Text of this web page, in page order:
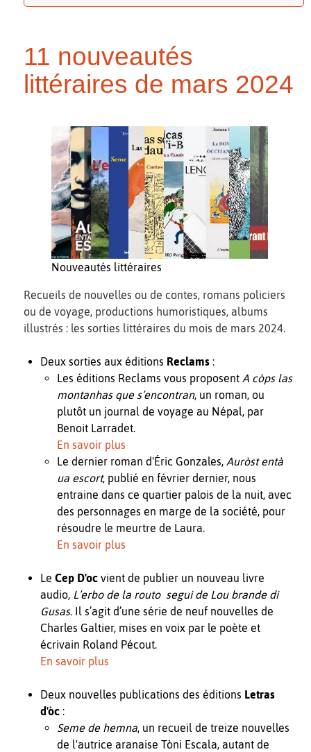
11 nouveautés
littéraires de mars 2024
Nouveautés littéraires
Recueils de nouvelles ou de contes, romans policiers
ou de voyage, productions humoristiques, albums
illustrés : les sorties littéraires du mois de mars 2024.
Deux sorties aux éditions Reclams :
Les éditions Reclams vous proposent A còps las
montanhas que s’encontran, un roman, ou
plutôt un journal de voyage au Népal, par
Benoit Larradet.
En savoir plus
Le dernier roman d'Éric Gonzales, Auròst entà
ua escort, publié en février dernier, nous
entraine dans ce quartier palois de la nuit, avec
des personnages en marge de la société, pour
résoudre le meurtre de Laura.
En savoir plus
Le Cep D'oc vient de publier un nouveau livre
audio, L’erbo de la routo segui de Lou brande di
Gusas. Il s’agit d’une série de neuf nouvelles de
Charles Galtier, mises en voix par le poète et
écrivain Roland Pécout.
En savoir plus
Deux nouvelles publications des éditions Letras
d'òc :
Seme de hemna, un recueil de treize nouvelles
de l'autrice aranaise Tòni Escala, autant de